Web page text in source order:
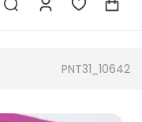
PNT31_10642